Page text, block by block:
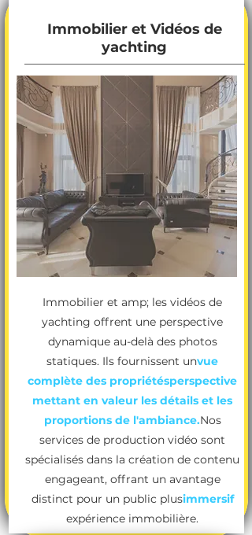
Immobilier et Vidéos de
yachting
Immobilier et amp; les vidéos de
yachting offrent une perspective
dynamique au-delà des photos
statiques. Ils fournissent unvue
complète des propriétésperspective
mettant en valeur les détails et les
proportions de l'ambiance.Nos
services de production vidéo sont
spécialisés dans la création de contenu
engageant, offrant un avantage
distinct pour un public plusimmersif
expérience immobilière.